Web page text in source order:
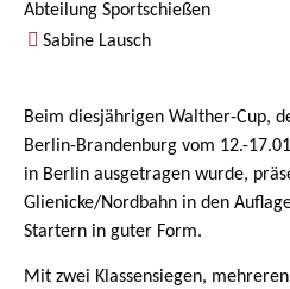
Abteilung Sportschießen
Sabine Lausch
Beim diesjährigen Walther-Cup,
Berlin-Brandenburg vom 12.-
in Berlin ausgetragen wurde,
Glienicke/Nordbahn in den
Startern in guter Form.
Mit zwei Klassensiegen,